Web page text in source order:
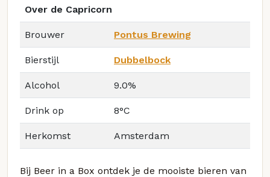
Over de Capricorn
Brouwer Pontus Brewing
Bierstijl Dubbelbock
Alcohol 9.0%
Drink op 8°C
Herkomst Amsterdam
Bij Beer in a Box ontdek je de mooiste bieren van